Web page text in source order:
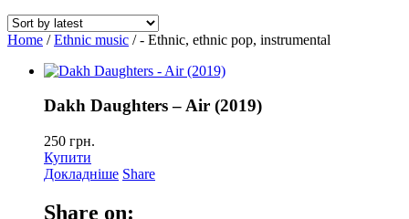
Home /Ethnic music / - Ethnic, ethnic pop, instrumental
Dakh Daughters – Air (2019)
250 грн.
Купити
Докладніше Share
Share on: